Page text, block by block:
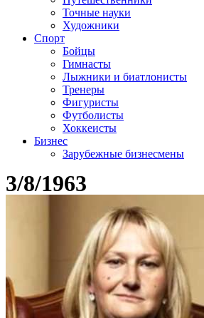
Точные науки
Художники
Спорт
Бойцы
Гимнасты
Лыжники и биатлонисты
Тренеры
Фигуристы
Футболисты
Хоккеисты
Бизнес
Зарубежные бизнесмены
3/8/1963